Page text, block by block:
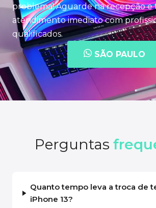
problema! Aguarde na recepção
atendimento imediato com
qualificados.
SÃO PAULO
Perguntas
Quanto tempo leva a troca de
iPhone 13?